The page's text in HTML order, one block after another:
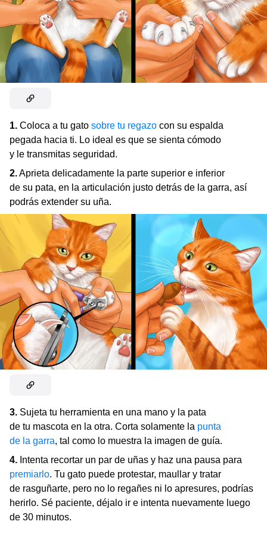
1. Coloca a tu gato sobre tu regazo con su espalda
pegada hacia ti. Lo ideal es que se sienta cómodo
y le transmitas seguridad.
2.Aprieta delicadamente la parte superior e inferior
de su pata, en la articulación justo detrás de la garra, así
podrás extender su uña.
3. Sujeta tu herramienta en una mano y la pata
de tu mascota en la otra. Corta solamente la punta
de la garra, tal como lo muestra la imagen de guía.
4. Intenta recortar un par de uñas y haz una pausa para
premiarlo. Tu gato puede protestar, maullar y tratar
de rasguñarte, pero no lo regañes ni lo apresures, podrías
herirlo. Sé paciente, déjalo ir e intenta nuevamente luego
de 30 minutos.